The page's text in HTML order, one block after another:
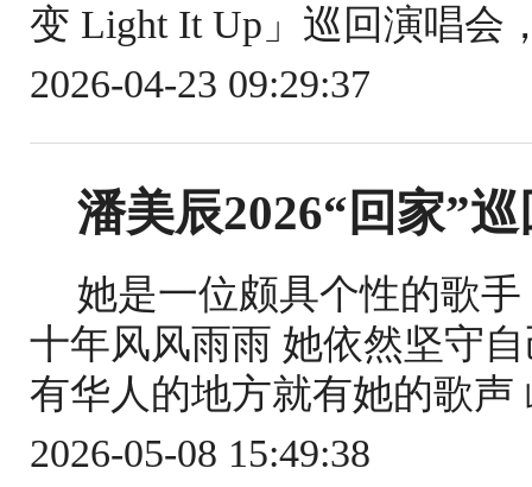
变 Light It Up」巡回演唱会
2026-04-23 09:29:37
潘美辰2026“回家”
她是一位颇具个性的歌
十年风风雨雨 她依然坚守
有华人的地方就有她的歌
2026-05-08 15:49:38